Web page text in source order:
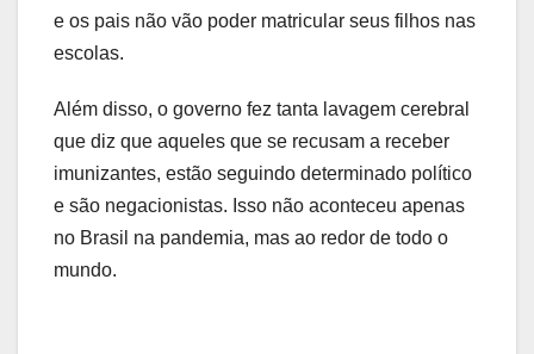
e os pais não vão poder matricular seus filhos nas
escolas.
Além disso, o governo fez tanta lavagem cerebral
que diz que aqueles que se recusam a receber
imunizantes, estão seguindo determinado político
e são negacionistas. Isso não aconteceu apenas
no Brasil na pandemia, mas ao redor de todo o
mundo.